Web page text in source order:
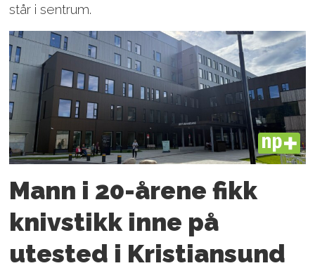
står i sentrum.
PLUS
Mann i 20-årene fikk
knivstikk inne på
utested i Kristiansund